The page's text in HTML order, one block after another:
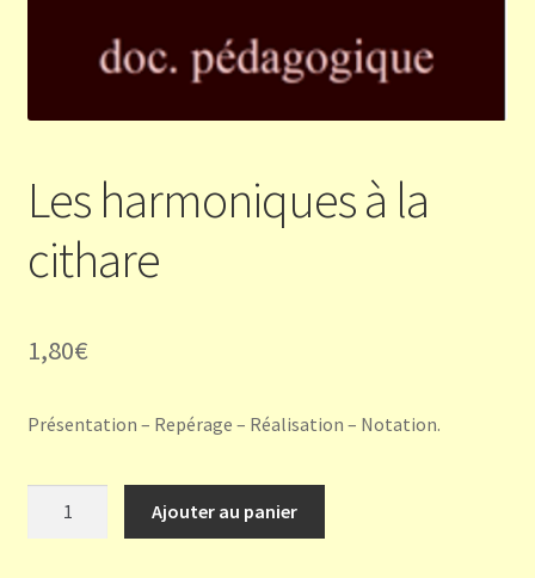
Les harmoniques à la
cithare
1,80€
Présentation – Repérage – Réalisation – Notation.
Ajouter au panier